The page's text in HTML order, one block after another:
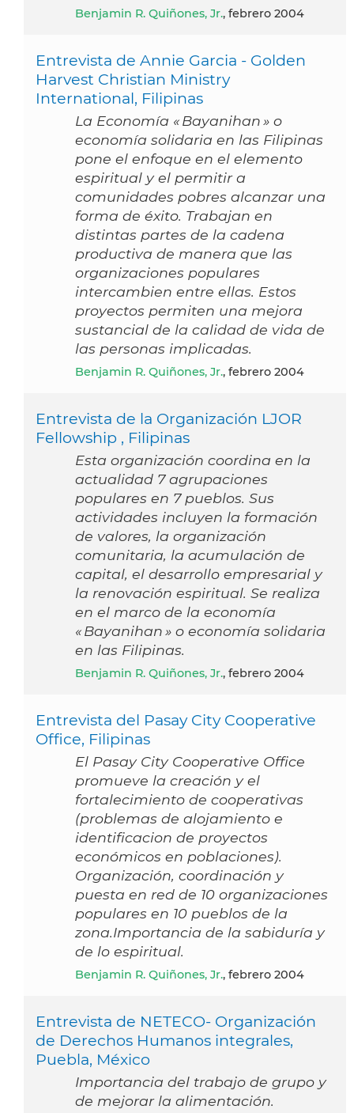
Benjamin R. Quiñones, Jr., febrero 2004
Entrevista de Annie Garcia - Golden
Harvest Christian Ministry
International, Filipinas
La Economía « Bayanihan » o
economía solidaria en las Filipinas
pone el enfoque en el elemento
espiritual y el permitir a
comunidades pobres alcanzar una
forma de éxito. Trabajan en
distintas partes de la cadena
productiva de manera que las
organizaciones populares
intercambien entre ellas. Estos
proyectos permiten una mejora
sustancial de la calidad de vida de
las personas implicadas.
Benjamin R. Quiñones, Jr., febrero 2004
Entrevista de la Organización LJOR
Fellowship , Filipinas
Esta organización coordina en la
actualidad 7 agrupaciones
populares en 7 pueblos. Sus
actividades incluyen la formación
de valores, la organización
comunitaria, la acumulación de
capital, el desarrollo empresarial y
la renovación espiritual. Se realiza
en el marco de la economía
« Bayanihan » o economía solidaria
en las Filipinas.
Benjamin R. Quiñones, Jr., febrero 2004
Entrevista del Pasay City Cooperative
Office, Filipinas
El Pasay City Cooperative Office
promueve la creación y el
fortalecimiento de cooperativas
(problemas de alojamiento e
identificacion de proyectos
económicos en poblaciones).
Organización, coordinación y
puesta en red de 10 organizaciones
populares en 10 pueblos de la
zona.Importancia de la sabiduría y
de lo espiritual.
Benjamin R. Quiñones, Jr., febrero 2004
Entrevista de NETECO- Organización
de Derechos Humanos integrales,
Puebla, México
Importancia del trabajo de grupo y
de mejorar la alimentación.